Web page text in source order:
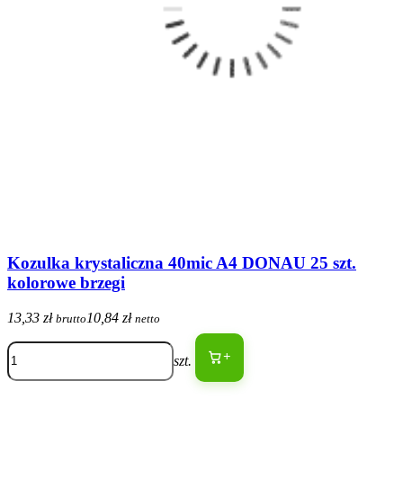
Kozulka krystaliczna 40mic A4 DONAU 25 szt.
kolorowe brzegi
13,33 zł brutto 10,84 zł netto
szt. +